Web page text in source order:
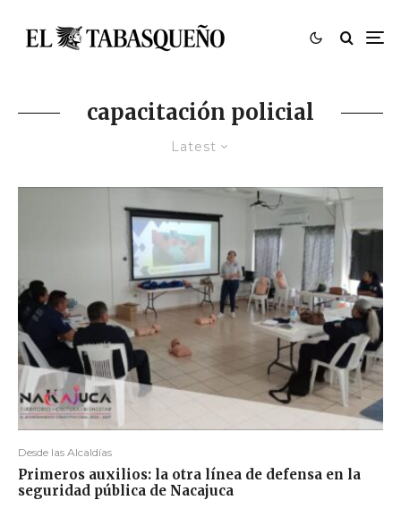
capacitación policial
Latest
Desde las Alcaldías
Primeros auxilios: la otra línea de defensa en la
seguridad pública de Nacajuca